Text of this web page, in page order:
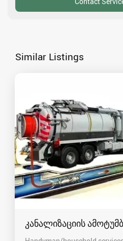
Similar Listings
კანალიზაციის